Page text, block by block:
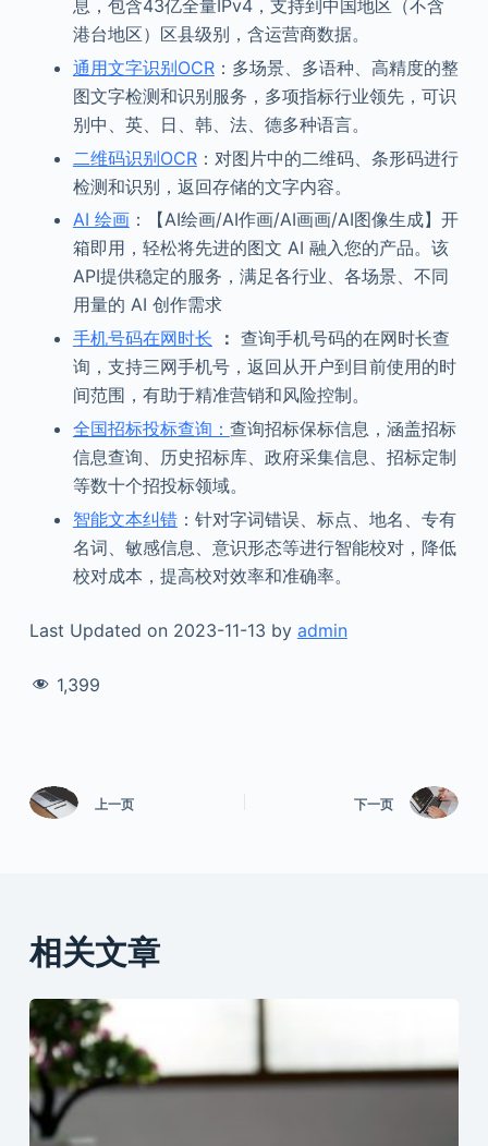
息，包含43亿全量IPv4，支持到中国地区（不含
港台地区）区县级别，含运营商数据。
通用文字识别OCR：多场景、多语种、高精度的整
图文字检测和识别服务，多项指标行业领先，可识
别中、英、日、韩、法、德多种语言。
二维码识别OCR：对图片中的二维码、条形码进行
检测和识别，返回存储的文字内容。
AI 绘画：【AI绘画/AI作画/AI画画/AI图像生成】开
箱即用，轻松将先进的图文 AI 融入您的产品。该
API提供稳定的服务，满足各行业、各场景、不同
用量的 AI 创作需求
手机号码在网时长
： 查询手机号码的在网时长查
询，支持三网手机号，返回从开户到目前使用的时
间范围，有助于精准营销和风险控制。
全国招标投标查询： 查询招标保标信息，涵盖招标
信息查询、历史招标库、政府采集信息、招标定制
等数十个招投标领域。
智能文本纠错：针对字词错误、标点、地名、专有
名词、敏感信息、意识形态等进行智能校对，降低
校对成本，提高校对效率和准确率。
Last Updated on 2023-11-13 by admin
1,399
上一页 下一页
相关文章